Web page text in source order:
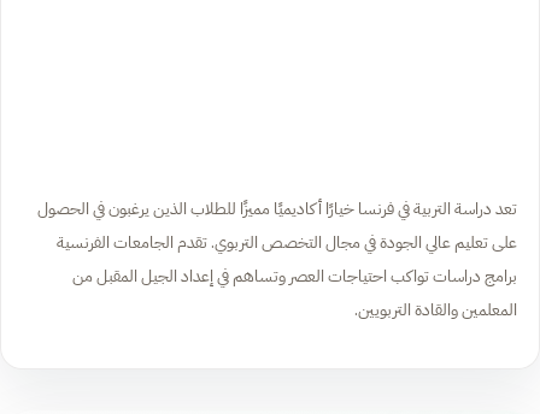
تعد دراسة التربية في فرنسا خيارًا أكاديميًا مميزًا للطلاب الذين يرغبون في الحصول
على تعليم عالي الجودة في مجال التخصص التربوي. تقدم الجامعات الفرنسية
برامج دراسات تواكب احتياجات العصر وتساهم في إعداد الجيل المقبل من
المعلمين والقادة التربويين.